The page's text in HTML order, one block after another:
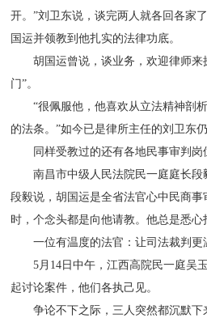
开。”刘卫东说，谈完两人就各回各家
国运并领教到他扎实的法律功底。
胡国运曾说，谈业务，欢迎律师来
门”。
“很佩服他，他喜欢从立法精神剖析
的法条。”如今已是律所主任的刘卫东
同样受教过的还有各地民事审判岗
南昌市中级人民法院民一庭庭长段
段毅说，胡国运是全省法官心中民商
时，个念头都是向他请教。他总是悉心
一位有温度的法官：让司法裁判更
5月14日中午，江西高院民一庭吴
起讨论案件，他们各执己见。
争论不下之际，三人突然都沉默下